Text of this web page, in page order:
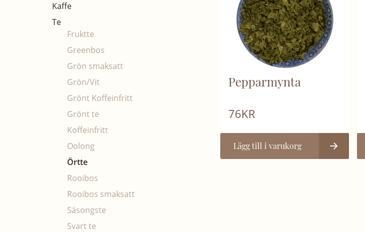
Kaffe
Te
Fruktte
Greenbos
Grön smaksatt
Grön/Vit
Grönt Koffeinfritt
Grönt te
Koffeinfritt
Oolong
Örtte
Rooibos
Rooibos smaksatt
Säsongste
Svart te
Pepparmynta
76KR
Lägg till i varukorg